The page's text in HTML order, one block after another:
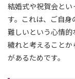
結婚式や祝賀会と
す。これは、ご自
難しいという心情
穢れと考えること
があるためです。